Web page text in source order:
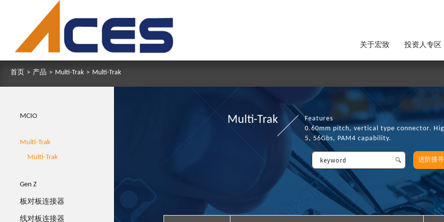
关于宏致 投资人专区
首页 > 产品 > Multi-Trak > Multi-Trak
MCIO
Multi-Trak
Multi-Trak
Gen Z
板对板连接器
线对板连接器
Multi-Trak
Features
0.60mm pitch, vertical type connector.
5, 56Gbs, PAM4 capability.
进阶搜寻